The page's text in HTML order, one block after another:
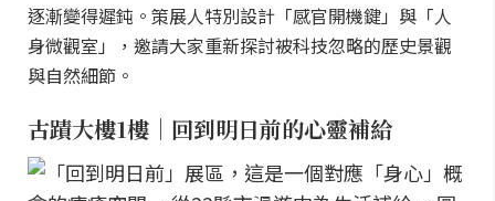
逐漸變得遲鈍。策展人特別設計「感官開機鍵」與「人
身微觀室」，邀請大家重新探討被科技忽略的歷史景觀
與自然細節。
古蹟大樓1樓｜回到明日前的心靈補給